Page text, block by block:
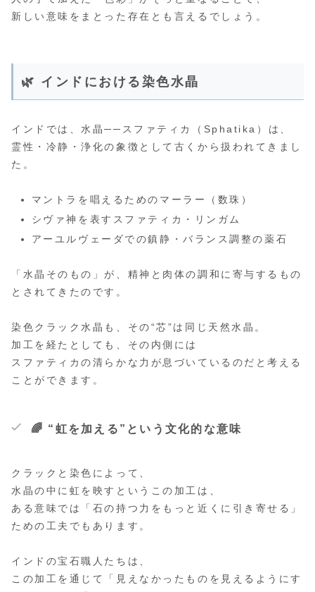
新しい意味をまとった存在とも言えるでしょう。
🌿 インドにおける染色水晶
インドでは、水晶──スファティカ（Sphatika）は、
霊性・冷静・浄化の象徴として古くから扱われてきまし
た。
マントラを唱えるためのマーラー（数珠）
シヴァ神を表すスファティカ・リンガム
アーユルヴェーダでの鎮静・バランス調整の薬石
「水晶そのもの」が、精神と肉体の調和に寄与するもの
とされてきたのです。
染色クラック水晶も、その“芯”は同じ天然水晶。
加工を経たとしても、その内側には
スファティカの清らかな力が息づいているのだと考える
ことができます。
🌈 “虹を加える”という文化的な意味
クラックと染色によって、
水晶の中に虹を映すというこの加工は、
ある意味では「石の持つ力をもっと近くに引き寄せる」
ための工夫でもあります。
インドの宝石職人たちは、
この加工を通じて「見えなかったものを見えるようにす